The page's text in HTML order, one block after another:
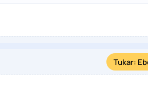
Tukar: